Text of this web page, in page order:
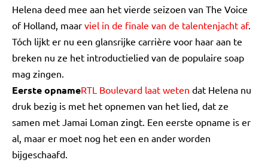
Helena deed mee aan het vierde seizoen van The Voice
of Holland, maar viel in de finale van de talentenjacht af.
Tóch lijkt er nu een glansrijke carrière voor haar aan te
breken nu ze het introductielied van de populaire soap
mag zingen.
Eerste opnameRTL Boulevard laat weten dat Helena nu
druk bezig is met het opnemen van het lied, dat ze
samen met Jamai Loman zingt. Een eerste opname is er
al, maar er moet nog het een en ander worden
bijgeschaafd.